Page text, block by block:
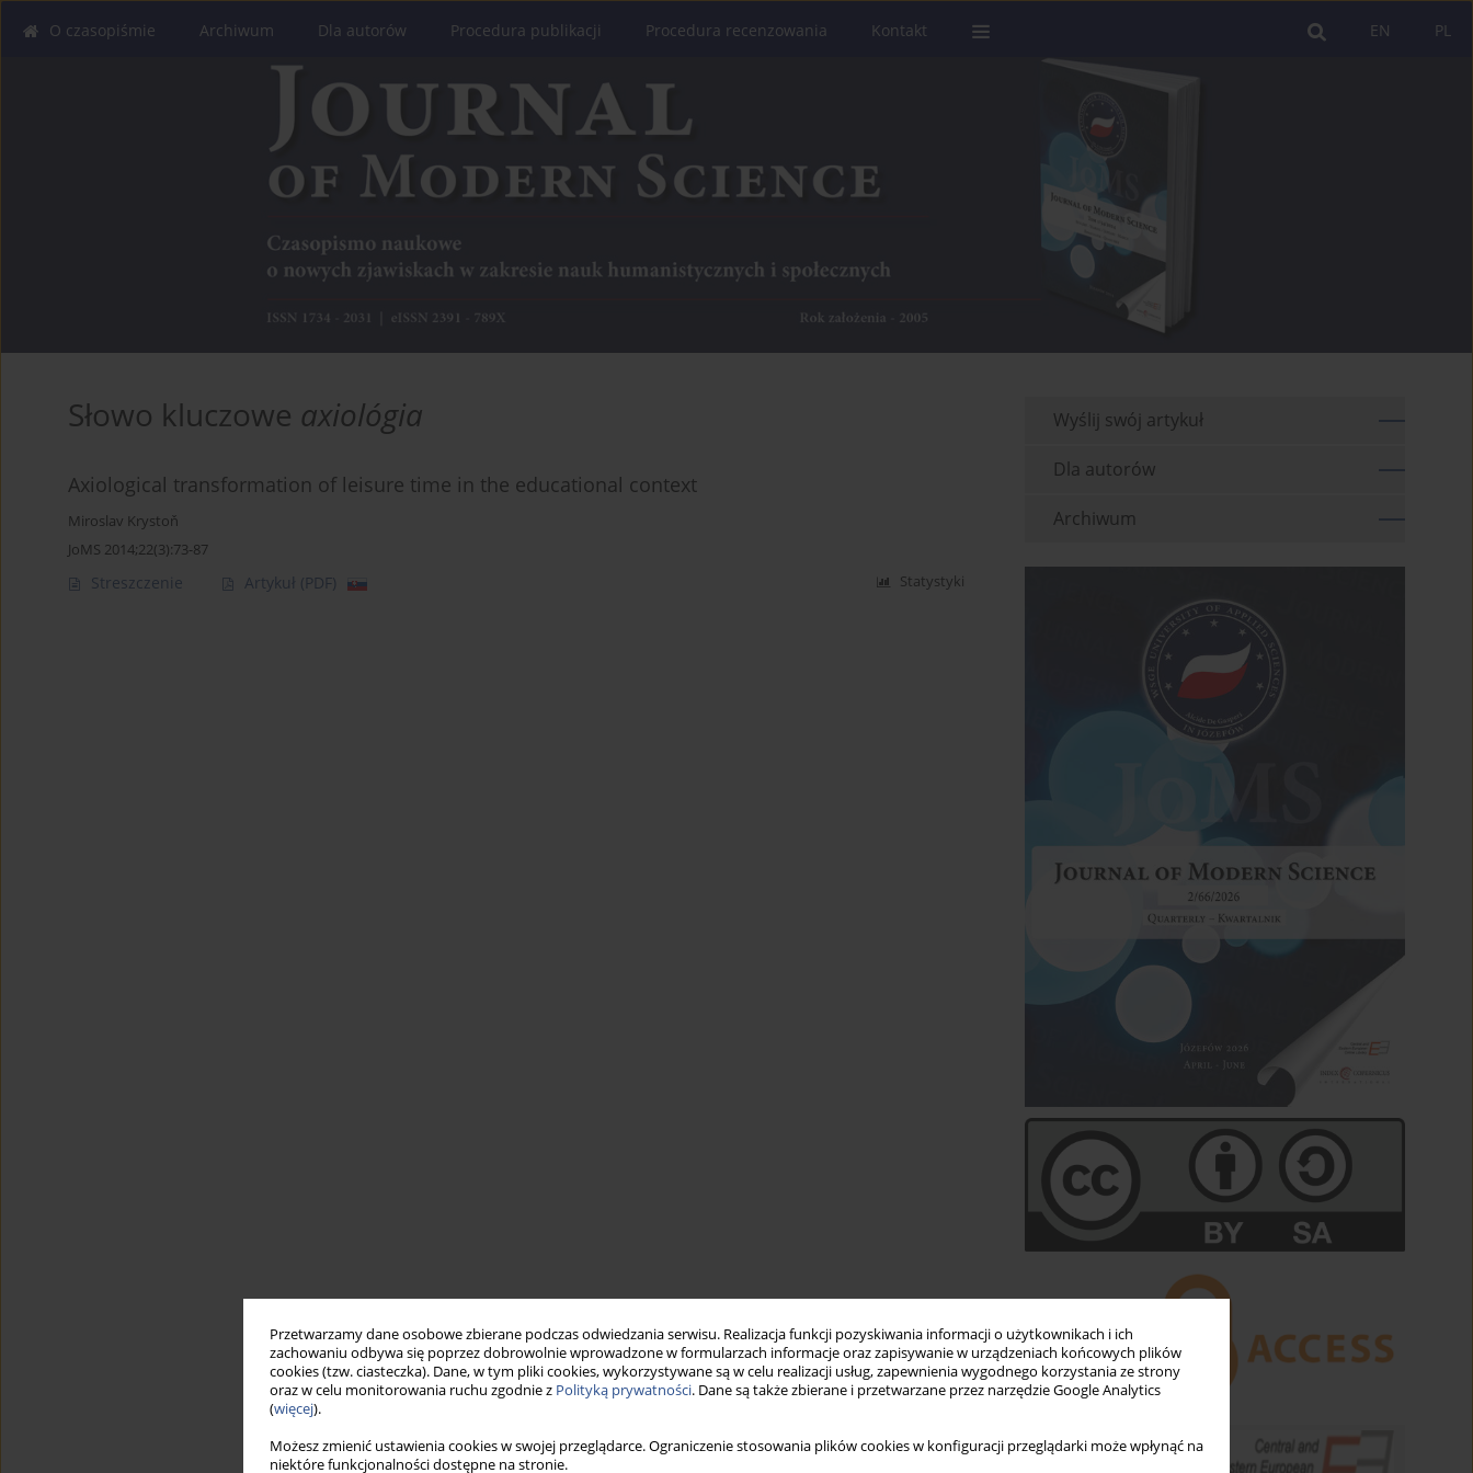
Przetwarzamy dane osobowe zbierane podczas odwiedzania serwisu. Realizacja funkcji pozyskiwania informacji o użytkownikach i ich
zachowaniu odbywa się poprzez dobrowolnie wprowadzone w formularzach informacje oraz zapisywanie w urządzeniach końcowych plików
cookies (tzw. ciasteczka). Dane, w tym pliki cookies, wykorzystywane są w celu realizacji usług, zapewnienia wygodnego korzystania ze strony
oraz w celu monitorowania ruchu zgodnie z Polityką prywatności. Dane są także zbierane i przetwarzane przez narzędzie Google Analytics
(więcej).
Możesz zmienić ustawienia cookies w swojej przeglądarce. Ograniczenie stosowania plików cookies w konfiguracji przeglądarki może wpłynąć na
niektóre funkcjonalności dostępne na stronie.
PL
EN
O czasopiśmie Archiwum Dla autorów Procedura publikacji Procedura recenzowania Kontakt
Słowo kluczowe axiológia
Axiological transformation of leisure time in the educational context
Miroslav Krystoň
JoMS 2014;22(3):73-87
Streszczenie Artykuł (PDF) Statystyki
Wyślij swój artykuł
Dla autorów
Archiwum